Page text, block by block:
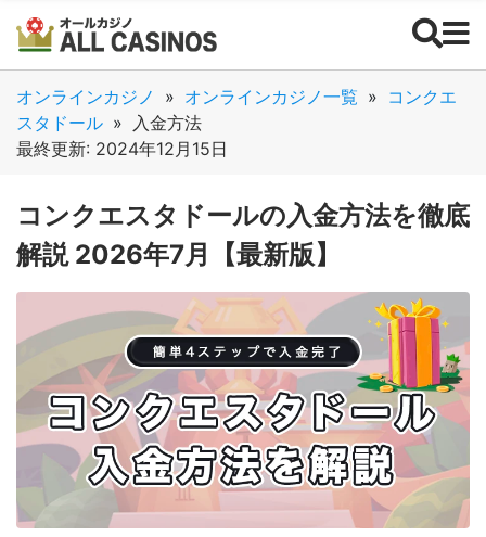
オンラインカジノ » オンラインカジノ一覧 » コンクエ
スタドール » 入金方法
最終更新: 2024年12月15日
コンクエスタドールの入金方法を徹底
解説 2026年7月【最新版】